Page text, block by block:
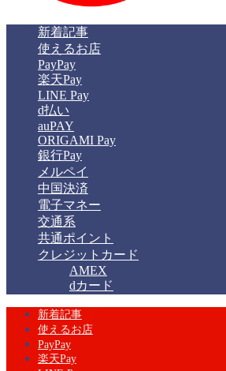
新着記事
使えるお店
PayPay
楽天Pay
LINE Pay
d払い
auPAY
ORIGAMI Pay
銀行Pay
メルペイ
中国決済
電子マネー
交通系
共通ポイント
クレジットカード
AMEX
dカード
新着記事
使えるお店
PayPay
楽天Pay